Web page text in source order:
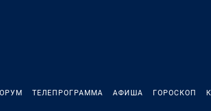
ТЕЛЕПРОГРАММА АФИША ГОРОСКОП